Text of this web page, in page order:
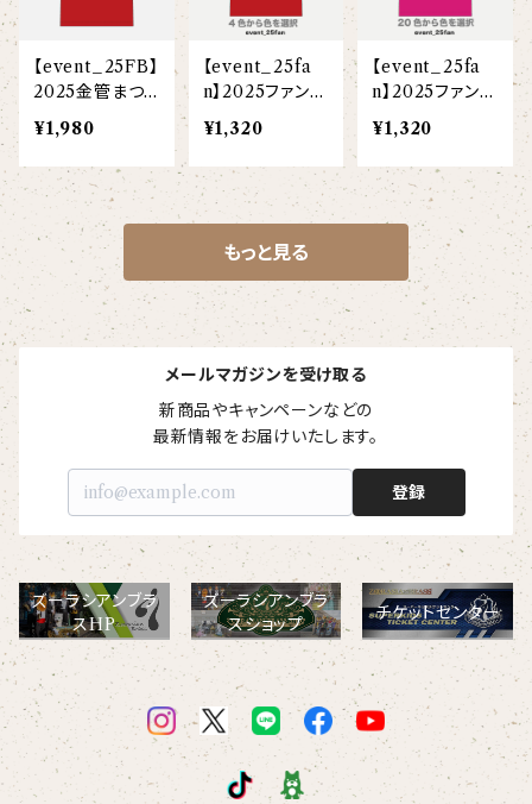
【event_25FB】
2025金管まつり
Tシャツ＜紅＞
＜白＞(大人)
¥1,980
【event_25fa
n】2025ファンク
ラブコンサートT
シャツ(ベビー)
¥1,320
【event_25fa
n】2025ファンク
ラブコンサートT
シャツ(こども)
¥1,320
もっと見る
メールマガジンを受け取る
新商品やキャンペーンなどの
最新情報をお届けいたします。
登録
ズーラシアンブラ
スHP
ズーラシアンブラ
スショップ
チケットセンター